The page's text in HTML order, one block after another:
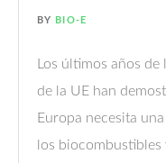
BY BIO-E
Los últimos años
de la UE han
Europa necesita
los